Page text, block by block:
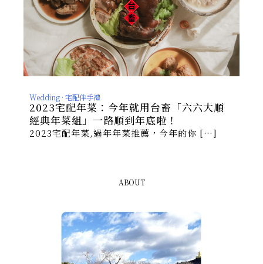
Wedding · 宅配伴手禮
2023宅配年菜：今年就用台畜「六六大順
經典年菜組」一路順到年底啦！
2023宅配年菜,過年年菜推薦，今年的你 […]
ABOUT